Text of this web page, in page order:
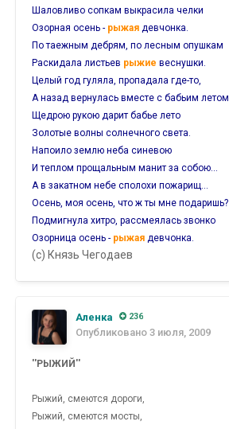
Шаловливо сопкам выкрасила челки
Озорная осень - рыжая девчонка.
По таежным дебрям, по лесным опушкам
Раскидала листьев рыжие веснушки.
Целый год гуляла, пропадала где-то,
А назад вернулась вместе с бабьим летом.
Щедрою рукою дарит бабье лето
Золотые волны солнечного света.
Напоило землю неба синевою
И теплом прощальным манит за собою...
А в закатном небе сполохи пожарищ...
Осень, моя осень, что ж ты мне подаришь?
Подмигнула хитро, рассмеялась звонко
Озорница осень - рыжая девчонка.
(с) Князь Чегодаев
Аленка 236
Опубликовано 3 июля, 2009
''РЫЖИЙ''
Рыжий, смеются дороги,
Рыжий, смеются мосты,